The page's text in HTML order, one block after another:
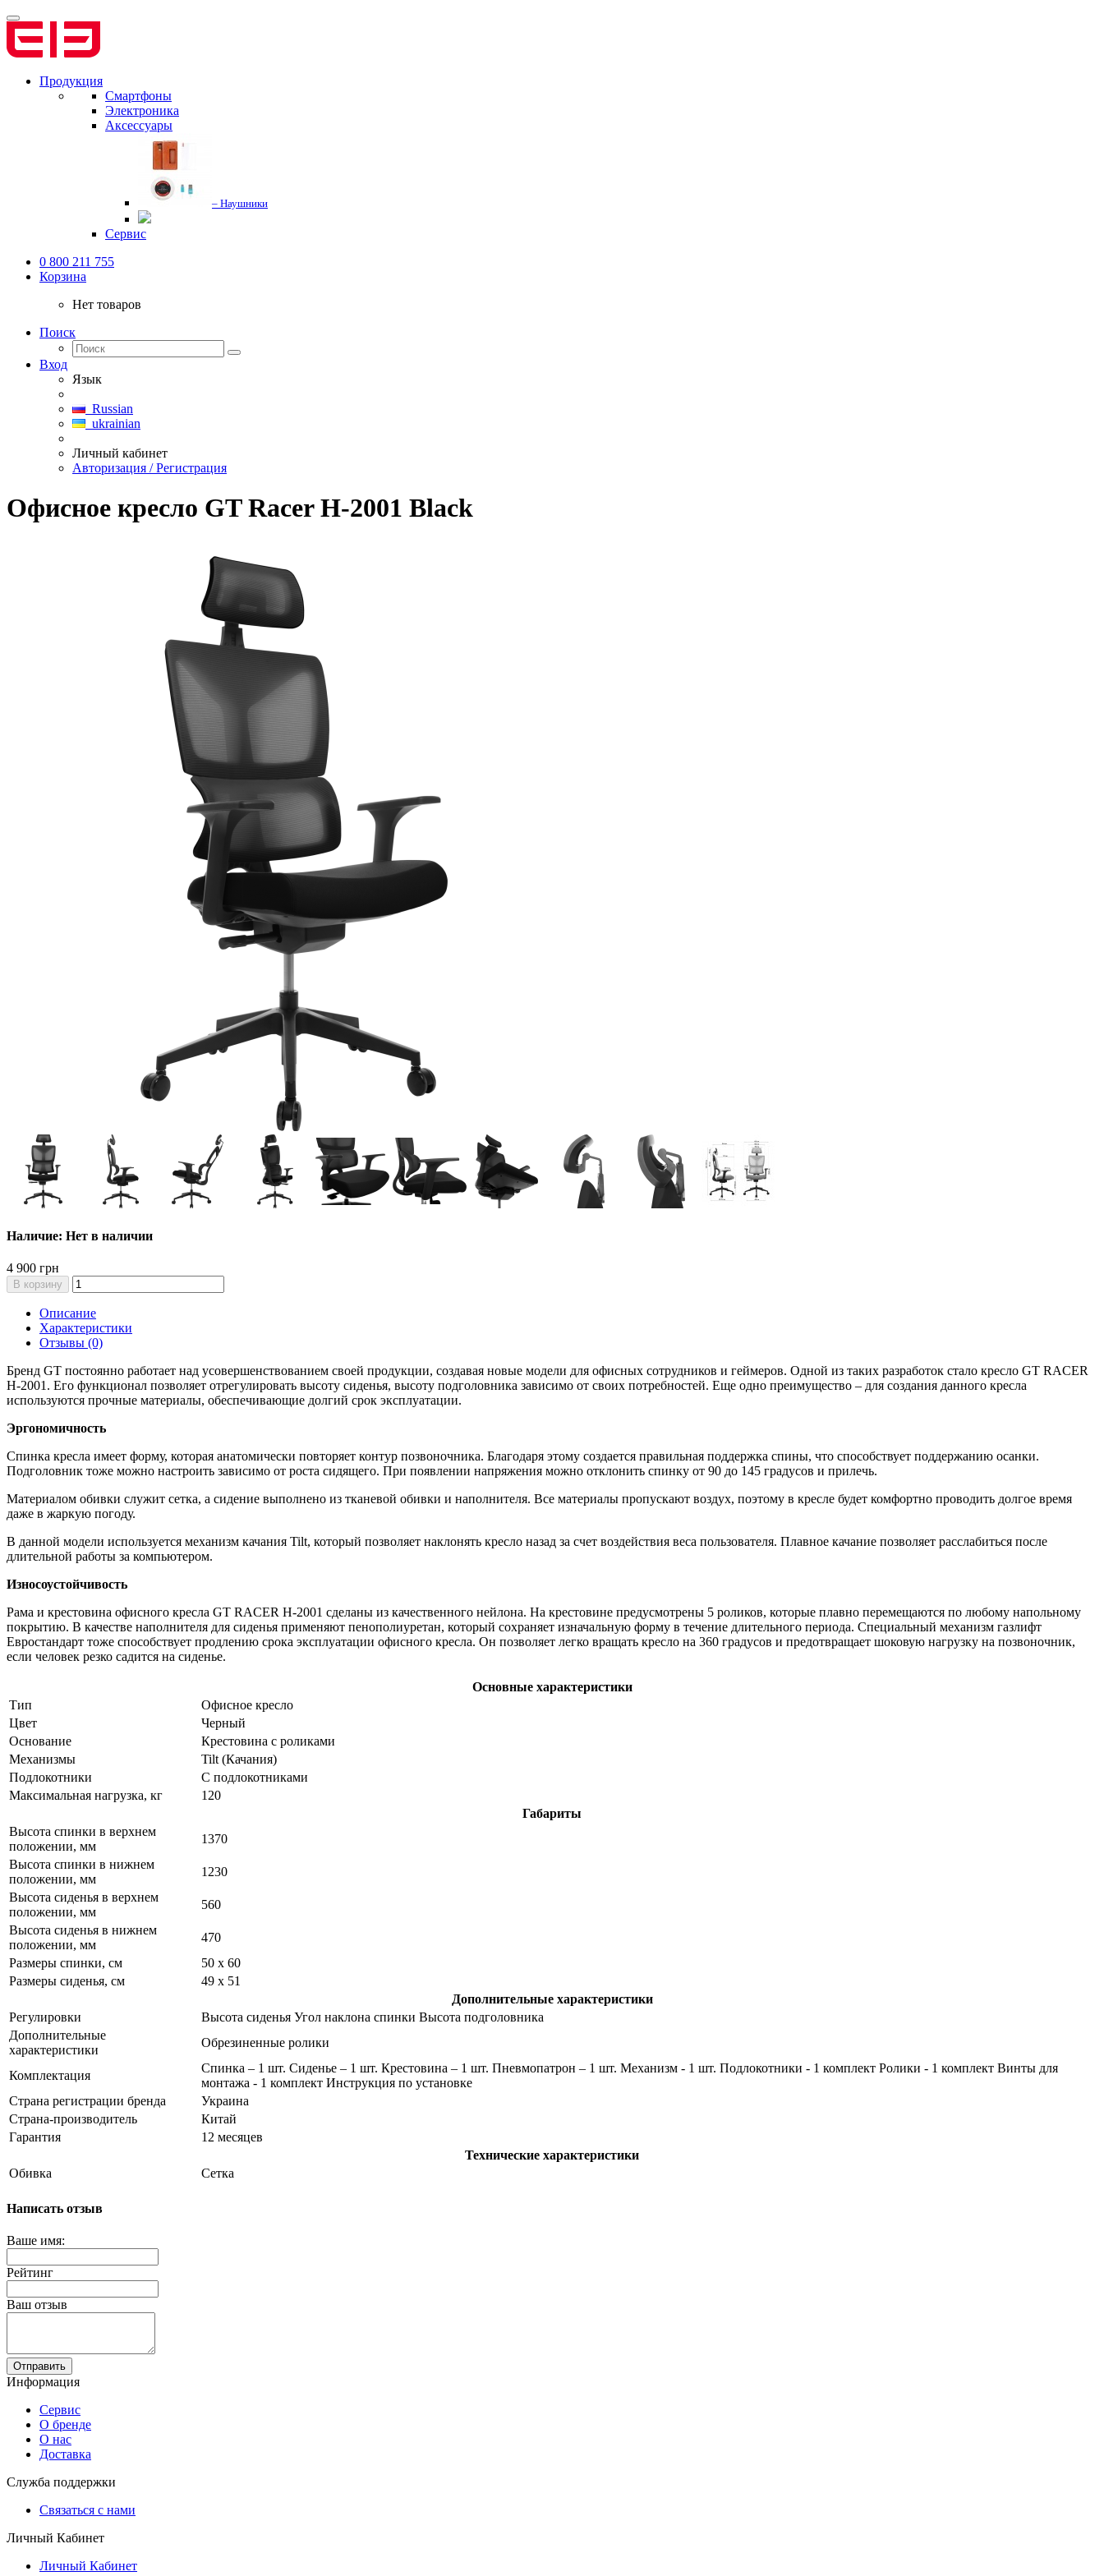
Продукция
Смартфоны
Электроника
Аксессуары
– Наушники
Сервис
0 800 211 755
Корзина
Нет товаров
Поиск
Вход
Язык
Russian
ukrainian
Личный кабинет
Авторизация / Регистрация
Офисное кресло GT Racer H-2001 Black
Наличие: Нет в наличии
4 900 грн
В корзину
Описание
Характеристики
Отзывы (0)
Бренд GT постоянно работает над усовершенствованием своей продукции, создавая новые модели для офисных сотрудников и геймеров. Одной из таких разработок стало кресло GT RACER
H-2001. Его функционал позволяет отрегулировать высоту сиденья, высоту подголовника зависимо от своих потребностей. Еще одно преимущество – для создания данного кресла
используются прочные материалы, обеспечивающие долгий срок эксплуатации.
Эргономичность
Спинка кресла имеет форму, которая анатомически повторяет контур позвоночника. Благодаря этому создается правильная поддержка спины, что способствует поддержанию осанки.
Подголовник тоже можно настроить зависимо от роста сидящего. При появлении напряжения можно отклонить спинку от 90 до 145 градусов и прилечь.
Материалом обивки служит сетка, а сидение выполнено из тканевой обивки и наполнителя. Все материалы пропускают воздух, поэтому в кресле будет комфортно проводить долгое время
даже в жаркую погоду.
В данной модели используется механизм качания Tilt, который позволяет наклонять кресло назад за счет воздействия веса пользователя. Плавное качание позволяет расслабиться после
длительной работы за компьютером.
Износоустойчивость
Рама и крестовина офисного кресла GT RACER H-2001 сделаны из качественного нейлона. На крестовине предусмотрены 5 роликов, которые плавно перемещаются по любому напольному
покрытию. В качестве наполнителя для сиденья применяют пенополиуретан, который сохраняет изначальную форму в течение длительного периода. Специальный механизм газлифт
Евростандарт тоже способствует продлению срока эксплуатации офисного кресла. Он позволяет легко вращать кресло на 360 градусов и предотвращает шоковую нагрузку на позвоночник,
если человек резко садится на сиденье.
Основные характеристики
Тип
Офисное кресло
Цвет
Черный
Основание
Крестовина с роликами
Механизмы
Tilt (Качания)
Подлокотники
С подлокотниками
Максимальная нагрузка, кг
120
Габариты
Высота спинки в верхнем
положении, мм
1370
Высота спинки в нижнем
положении, мм
1230
Высота сиденья в верхнем
положении, мм
560
Высота сиденья в нижнем
положении, мм
470
Размеры спинки, см
50 x 60
Размеры сиденья, см
49 x 51
Дополнительные характеристики
Регулировки
Высота сиденья Угол наклона спинки Высота подголовника
Дополнительные
характеристики
Обрезиненные ролики
Комплектация
Спинка – 1 шт. Сиденье – 1 шт. Крестовина – 1 шт. Пневмопатрон – 1 шт. Механизм - 1 шт. Подлокотники - 1 комплект Ролики - 1 комплект Винты для
монтажа - 1 комплект Инструкция по установке
Страна регистрации бренда
Украина
Страна-производитель
Китай
Гарантия
12 месяцев
Технические характеристики
Обивка
Сетка
Написать отзыв
Ваше имя:
Рейтинг
Ваш отзыв
Отправить
Информация
Сервис
О бренде
О нас
Доставка
Служба поддержки
Связаться с нами
Личный Кабинет
Личный Кабинет